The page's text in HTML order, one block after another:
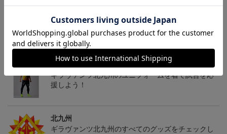
ティックユニフォームFP
ォーム上下セット(FP1st
小型犬用(FP1stデザイン)
トピックス
ギラヴァンツ北九州のユニフォームを着て試合を応
援しよう！
北九州
ギラヴァンツ北九州のすべてのグッズをチェックし